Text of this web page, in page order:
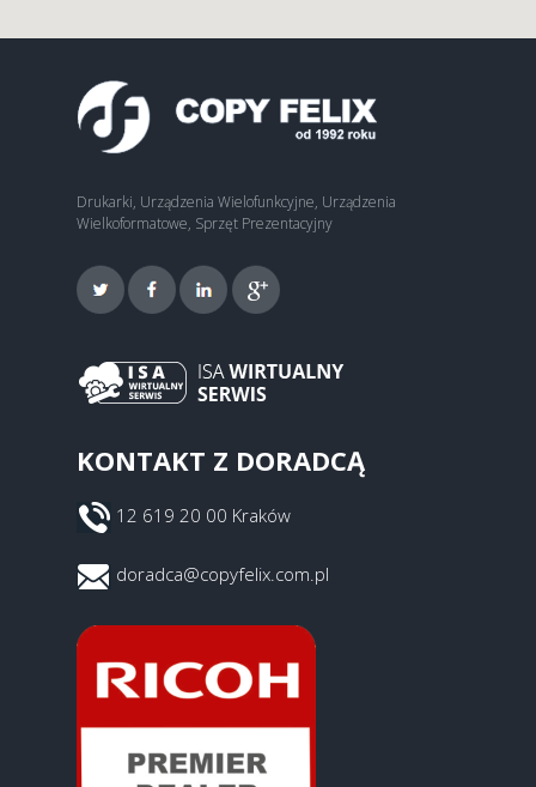
Drukarki, Urządzenia Wielofunkcyjne, Urządzenia
Wielkoformatowe, Sprzęt Prezentacyjny
KONTAKT Z DORADCĄ
12 619 20 00 Kraków
doradca@copyfelix.com.pl